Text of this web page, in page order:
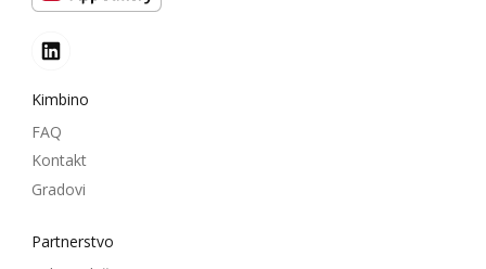
Kimbino
FAQ
Kontakt
Gradovi
Partnerstvo